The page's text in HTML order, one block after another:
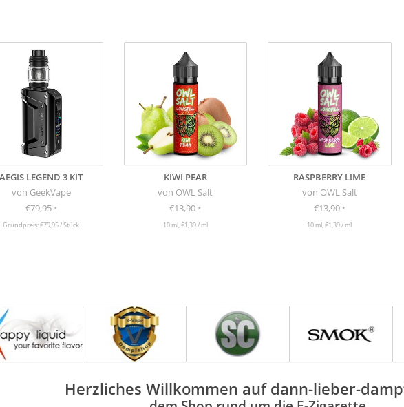
AEGIS LEGEND 3 KIT
von GeekVape
€79,95 *
Grundpreis: €79,95 / Stück
KIWI PEAR
von OWL Salt
€13,90*
10 ml, €1,39 / ml
RASPBERRY LIME
von OWL Salt
€13,90 *
10 ml, €1,39 / ml
Herzliches Willkommen auf dann-lieber-